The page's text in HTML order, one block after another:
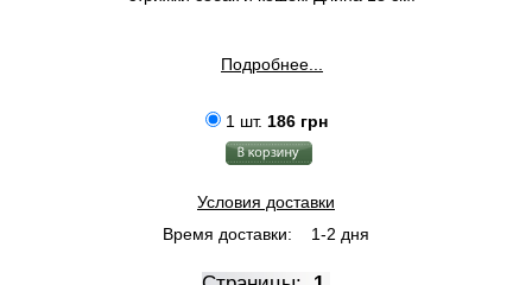
Подробнее...
1 шт. 186 грн
Условия доставки
Время доставки:
1-2 дня